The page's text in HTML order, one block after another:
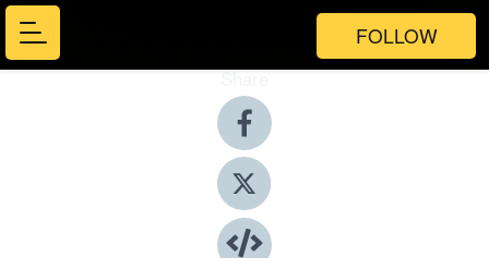
FOLLOW
Share